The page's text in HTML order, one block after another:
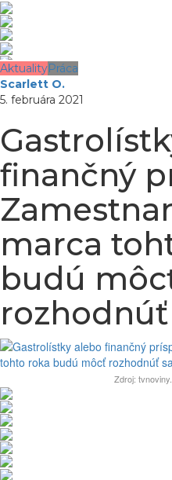
AktualityPráca
Scarlett O.
5. februára 2021
finančný
marca
budú
Zdroj: